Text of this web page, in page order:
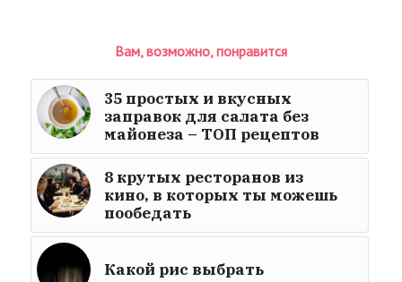
Вам, возможно, понравится
35 простых и вкусных
заправок для салата без
майонеза – ТОП рецептов
8 крутых ресторанов из
кино, в которых ты можешь
пообедать
Какой рис выбрать